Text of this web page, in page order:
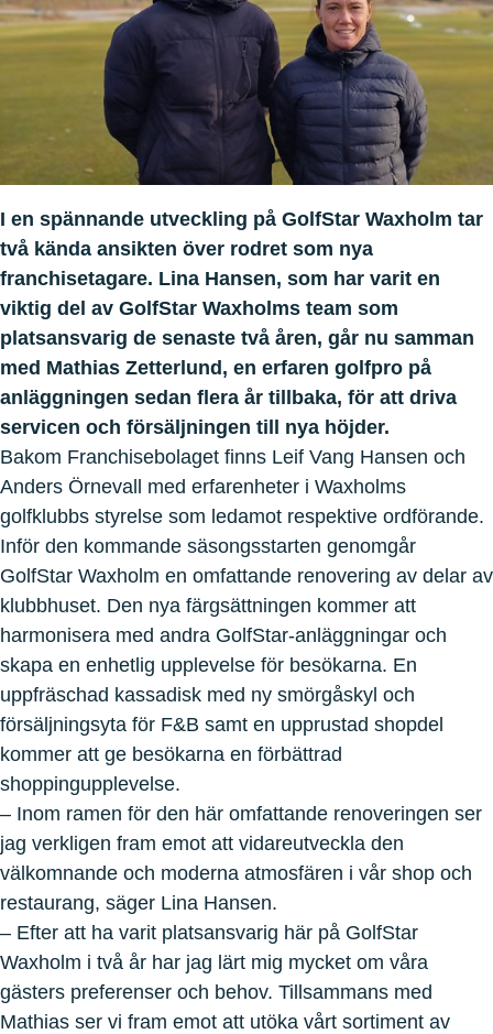
I en spännande utveckling på GolfStar Waxholm tar
två kända ansikten över rodret som nya
franchisetagare. Lina Hansen, som har varit en
viktig del av GolfStar Waxholms team som
platsansvarig de senaste två åren, går nu samman
med Mathias Zetterlund, en erfaren golfpro på
anläggningen sedan flera år tillbaka, för att driva
servicen och försäljningen till nya höjder.
Bakom Franchisebolaget finns Leif Vang Hansen och
Anders Örnevall med erfarenheter i Waxholms
golfklubbs styrelse som ledamot respektive ordförande.
Inför den kommande säsongsstarten genomgår
GolfStar Waxholm en omfattande renovering av delar av
klubbhuset. Den nya färgsättningen kommer att
harmonisera med andra GolfStar-anläggningar och
skapa en enhetlig upplevelse för besökarna. En
uppfräschad kassadisk med ny smörgåskyl och
försäljningsyta för F&B samt en upprustad shopdel
kommer att ge besökarna en förbättrad
shoppingupplevelse.
– Inom ramen för den här omfattande renoveringen ser
jag verkligen fram emot att vidareutveckla den
välkomnande och moderna atmosfären i vår shop och
restaurang, säger Lina Hansen.
– Efter att ha varit platsansvarig här på GolfStar
Waxholm i två år har jag lärt mig mycket om våra
gästers preferenser och behov. Tillsammans med
Mathias ser vi fram emot att utöka vårt sortiment av